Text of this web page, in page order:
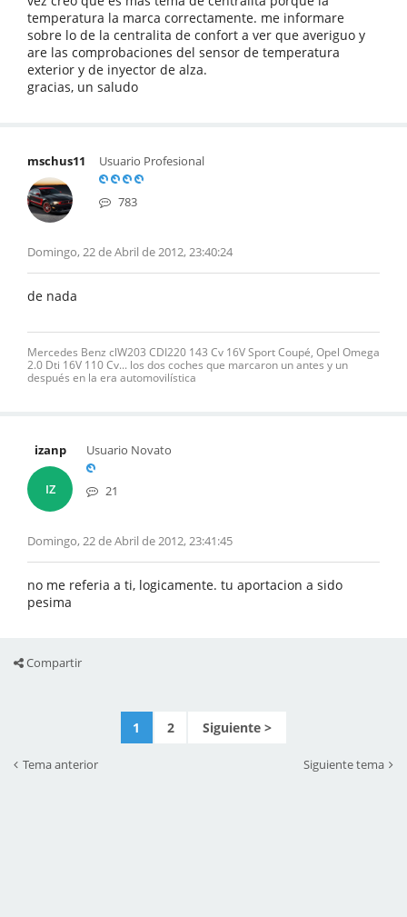
temperatura la marca correctamente. me informare
sobre lo de la centralita de confort a ver que averiguo y
are las comprobaciones del sensor de temperatura
exterior y de inyector de alza.
gracias, un saludo
mschus11 Usuario Profesional
783
Domingo, 22 de Abril de 2012, 23:40:24
de nada
Mercedes Benz clW203 CDI220 143 Cv 16V Sport Coupé, Opel Omega
2.0 Dti 16V 110 Cv... los dos coches que marcaron un antes y un
después en la era automovilística
izanp
IZ
Usuario Novato
21
Domingo, 22 de Abril de 2012, 23:41:45
no me referia a ti, logicamente. tu aportacion a sido
pesima
Compartir
1 2
Tema anterior Siguiente tema